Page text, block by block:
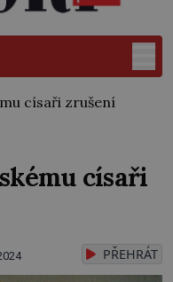
císaři zrušení
císaři
PŘEHRÁT